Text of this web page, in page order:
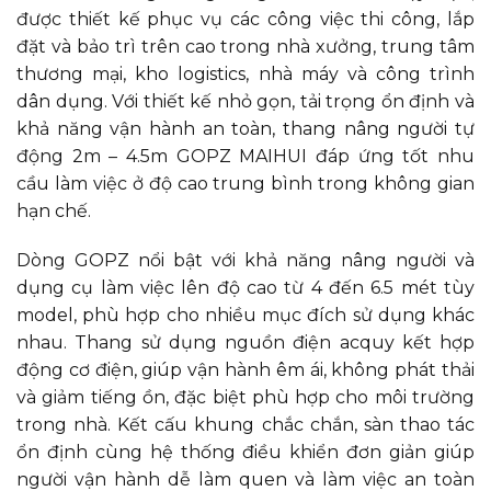
được thiết kế phục vụ các công việc thi công, lắp
đặt và bảo trì trên cao trong nhà xưởng, trung tâm
thương mại, kho logistics, nhà máy và công trình
dân dụng. Với thiết kế nhỏ gọn, tải trọng ổn định và
khả năng vận hành an toàn, thang nâng người tự
động 2m – 4.5m GOPZ MAIHUI đáp ứng tốt nhu
cầu làm việc ở độ cao trung bình trong không gian
hạn chế.
Dòng GOPZ nổi bật với khả năng nâng người và
dụng cụ làm việc lên độ cao từ 4 đến 6.5 mét tùy
model, phù hợp cho nhiều mục đích sử dụng khác
nhau. Thang sử dụng nguồn điện acquy kết hợp
động cơ điện, giúp vận hành êm ái, không phát thải
và giảm tiếng ồn, đặc biệt phù hợp cho môi trường
trong nhà. Kết cấu khung chắc chắn, sàn thao tác
ổn định cùng hệ thống điều khiển đơn giản giúp
người vận hành dễ làm quen và làm việc an toàn